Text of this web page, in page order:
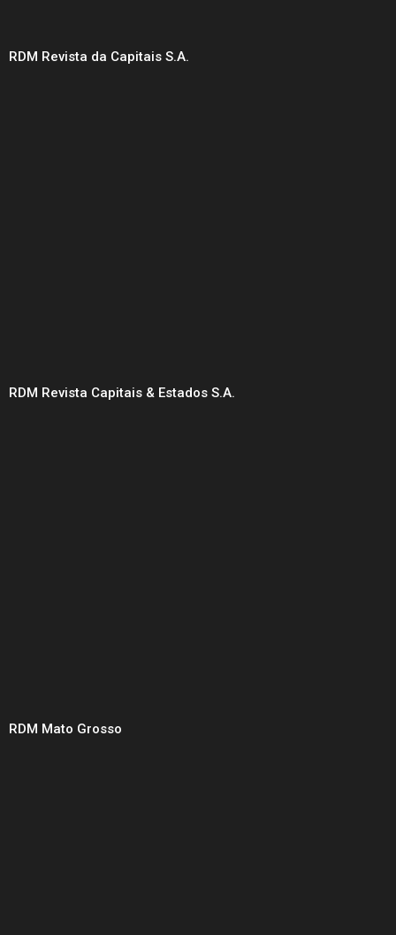
RDM Revista da Capitais S.A.
RDM Revista Capitais & Estados S.A.
RDM Mato Grosso